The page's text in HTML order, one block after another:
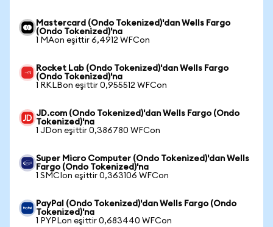
Mastercard (Ondo Tokenized)'dan Wells Fargo
(Ondo Tokenized)'na
1 MAon eşittir 6,4912 WFCon
Rocket Lab (Ondo Tokenized)'dan Wells Fargo
(Ondo Tokenized)'na
1 RKLBon eşittir 0,955512 WFCon
JD.com (Ondo Tokenized)'dan Wells Fargo (Ondo
Tokenized)'na
1 JDon eşittir 0,386780 WFCon
Super Micro Computer (Ondo Tokenized)'dan Wells
Fargo (Ondo Tokenized)'na
1 SMCIon eşittir 0,363106 WFCon
PayPal (Ondo Tokenized)'dan Wells Fargo (Ondo
Tokenized)'na
1 PYPLon eşittir 0,683440 WFCon